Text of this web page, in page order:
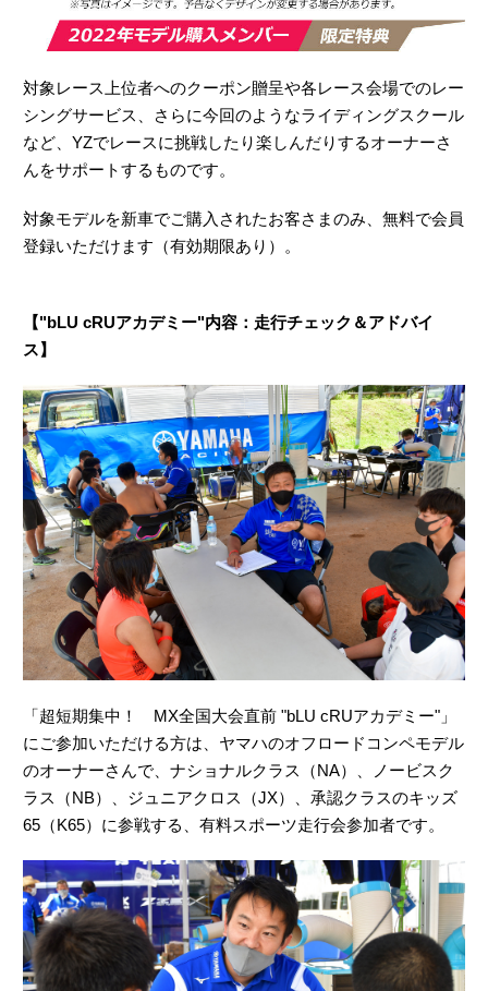
対象レース上位者へのクーポン贈呈や各レース会場でのレー
シングサービス、さらに今回のようなライディングスクール
など、YZでレースに挑戦したり楽しんだりするオーナーさ
んをサポートするものです。
対象モデルを新車でご購入されたお客さまのみ、無料で会員
登録いただけます（有効期限あり）。
【"bLU cRUアカデミー"内容：走行チェック＆アドバイ
ス】
「超短期集中！ MX全国大会直前 "bLU cRUアカデミー"」
にご参加いただける方は、ヤマハのオフロードコンペモデル
のオーナーさんで、ナショナルクラス（NA）、ノービスク
ラス（NB）、ジュニアクロス（JX）、承認クラスのキッズ
65（K65）に参戦する、有料スポーツ走行会参加者です。